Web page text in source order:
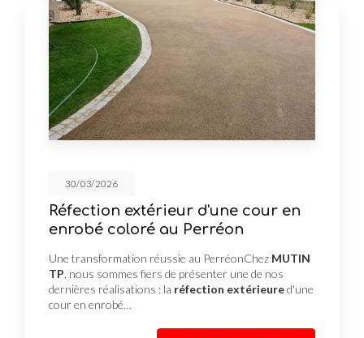
30/03/2026
Réfection extérieur d'une cour en
enrobé coloré au Perréon
Une transformation réussie au PerréonChez MUTIN
TP , nous sommes fiers de présenter une de nos
dernières réalisations : la réfection extérieured'une
cour en enrobé…